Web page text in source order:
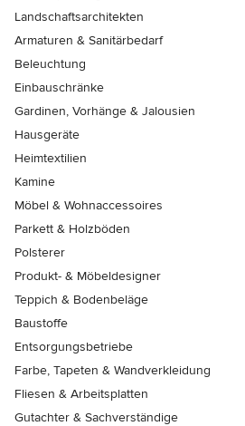
Landschaftsarchitekten
Armaturen & Sanitärbedarf
Beleuchtung
Einbauschränke
Gardinen, Vorhänge & Jalousien
Hausgeräte
Heimtextilien
Kamine
Möbel & Wohnaccessoires
Parkett & Holzböden
Polsterer
Produkt- & Möbeldesigner
Teppich & Bodenbeläge
Baustoffe
Entsorgungsbetriebe
Farbe, Tapeten & Wandverkleidung
Fliesen & Arbeitsplatten
Gutachter & Sachverständige